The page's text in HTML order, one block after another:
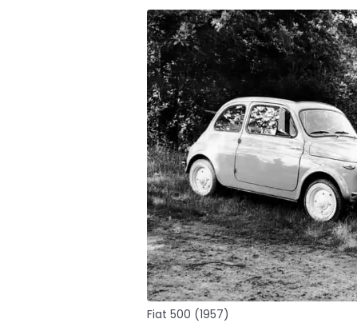
Fiat 500 (1957)